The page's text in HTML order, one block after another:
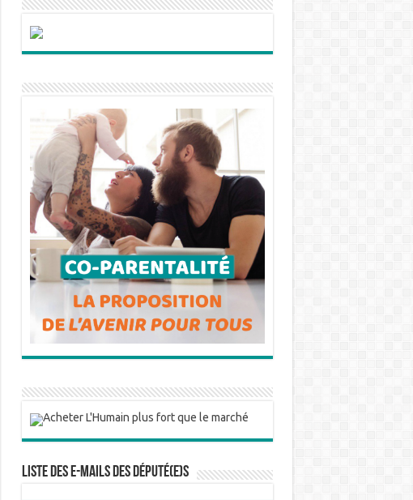
Liste des e-mails des député(e)s